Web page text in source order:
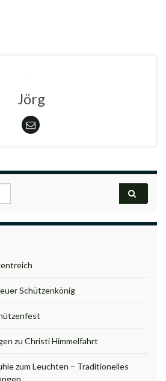
Jörg
Schützenkönig
zu Christi Himmelfahrt
zum Leuchten – Traditionelles